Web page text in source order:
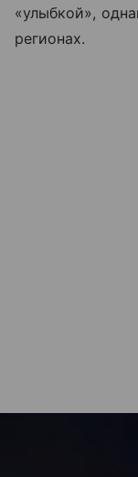
«улыбкой»,
регионах.